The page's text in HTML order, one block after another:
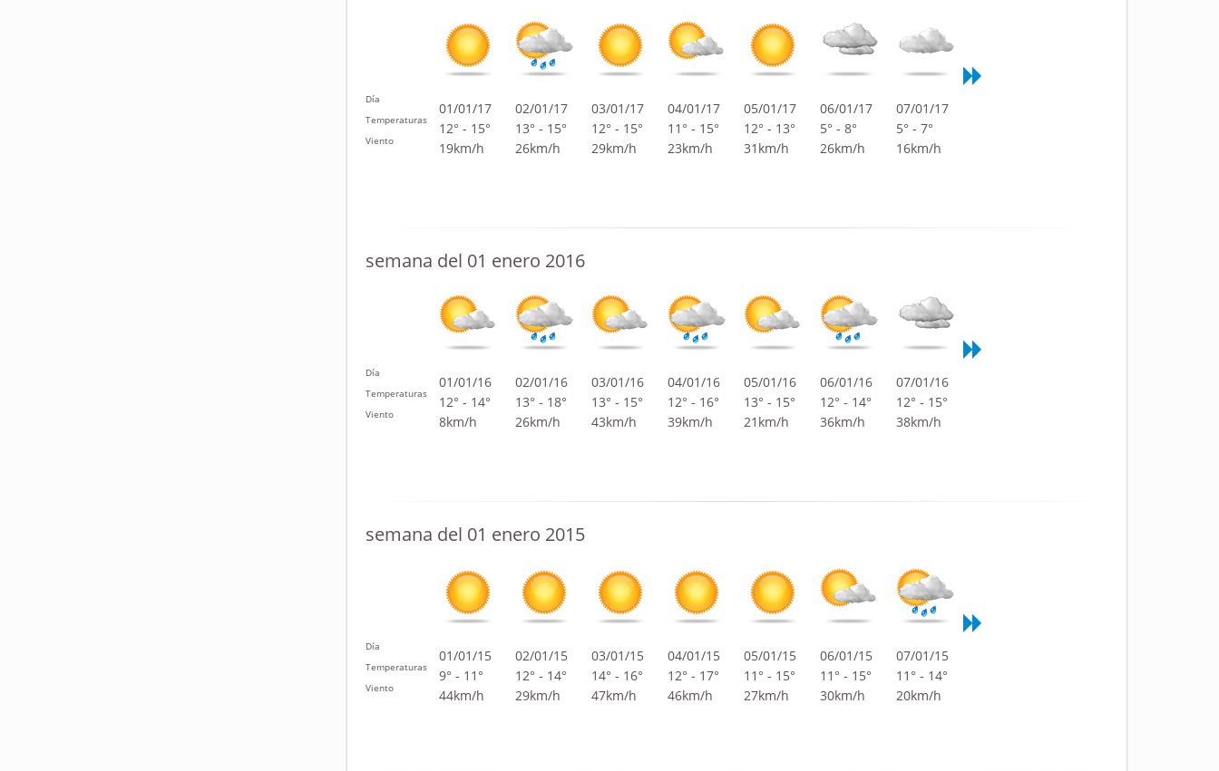
Día
Temperaturas
Viento
01/01/17
12° - 15°
19km/h
02/01/17
13° - 15°
26km/h
03/01/17
12° - 15°
29km/h
04/01/17
11° - 15°
23km/h
05/01/17
12° - 13°
31km/h
06/01/17
5° - 8°
26km/h
07/01/17
5° - 7°
16km/h
semana del 01 enero 2016
Día
Temperaturas
Viento
01/01/16
12° - 14°
8km/h
02/01/16
13° - 18°
26km/h
03/01/16
13° - 15°
43km/h
04/01/16
12° - 16°
39km/h
05/01/16
13° - 15°
21km/h
06/01/16
12° - 14°
36km/h
07/01/16
12° - 15°
38km/h
semana del 01 enero 2015
Día
Temperaturas
Viento
01/01/15
9° - 11°
44km/h
02/01/15
12° - 14°
29km/h
03/01/15
14° - 16°
47km/h
04/01/15
12° - 17°
46km/h
05/01/15
11° - 15°
27km/h
06/01/15
11° - 15°
30km/h
07/01/15
11° - 14°
20km/h